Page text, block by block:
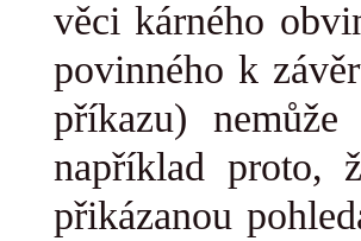
věci kárného
povinného k
příkazu)
například proto,
přikázanou